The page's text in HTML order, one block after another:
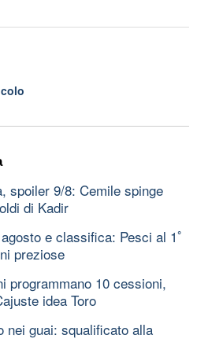
spoiler 9/8: Cemile spinge
di Kadir
e classifica: Pesci al 1ﾟ
preziose
programmano 10 cessioni,
idea Toro
nei guai: squalificato alla